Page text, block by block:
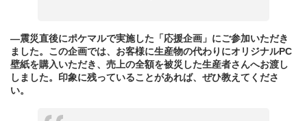
—震災直後にポケマルで実施した「応援企画」にご参加いただき
ました。この企画では、お客様に生産物の代わりにオリジナルPC
壁紙を購入いただき、売上の全額を被災した生産者さんへお渡し
しました。印象に残っていることがあれば、ぜひ教えてくださ
い。